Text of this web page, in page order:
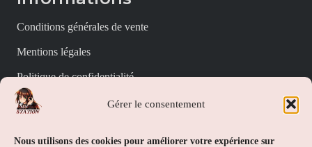
Gérer le consentement
Nous utilisons des cookies pour améliorer votre expérience sur
Conditions générales de vente
Mentions légales
Politique de confidentialité
Politique de cookies (UE)
Nippon Station